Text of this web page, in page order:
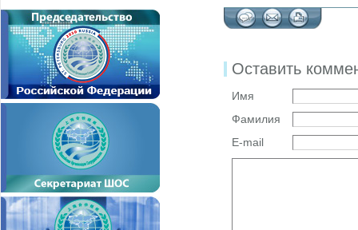
Оставить
Имя
Фамилия
E-mail